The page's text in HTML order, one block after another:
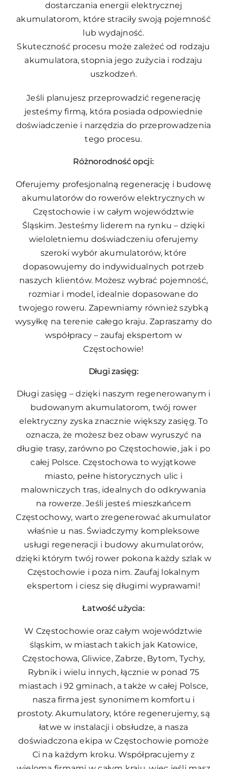
dostarczania energii elektrycznej
akumulatorom, które straciły swoją pojemność
lub wydajność.
Skuteczność procesu może zależeć od rodzaju
akumulatora, stopnia jego zużycia i rodzaju
uszkodzeń.
Jeśli planujesz przeprowadzić regenerację
jesteśmy firmą, która posiada odpowiednie
doświadczenie i narzędzia do przeprowadzenia
tego procesu.
Różnorodność opcji:
Oferujemy profesjonalną regenerację i budowę
akumulatorów do rowerów elektrycznych w
Częstochowie i w całym województwie
Śląskim. Jesteśmy liderem na rynku – dzięki
wieloletniemu doświadczeniu oferujemy
szeroki wybór akumulatorów, które
dopasowujemy do indywidualnych potrzeb
naszych klientów. Możesz wybrać pojemność,
rozmiar i model, idealnie dopasowane do
twojego roweru. Zapewniamy również szybką
wysyłkę na terenie całego kraju. Zapraszamy do
współpracy – zaufaj ekspertom w
Częstochowie!
Długi zasięg:
Długi zasięg – dzięki naszym regenerowanym i
budowanym akumulatorom, twój rower
elektryczny zyska znacznie większy zasięg. To
oznacza, że możesz bez obaw wyruszyć na
długie trasy, zarówno po Częstochowie, jak i po
całej Polsce. Częstochowa to wyjątkowe
miasto, pełne historycznych ulic i
malowniczych tras, idealnych do odkrywania
na rowerze. Jeśli jesteś mieszkańcem
Częstochowy, warto zregenerować akumulator
właśnie u nas. Świadczymy kompleksowe
usługi regeneracji i budowy akumulatorów,
dzięki którym twój rower pokona każdy szlak w
Częstochowie i poza nim. Zaufaj lokalnym
ekspertom i ciesz się długimi wyprawami!
Łatwość użycia:
W Częstochowie oraz całym województwie
śląskim, w miastach takich jak Katowice,
Częstochowa, Gliwice, Zabrze, Bytom, Tychy,
Rybnik i wielu innych, łącznie w ponad 75
miastach i 92 gminach, a także w całej Polsce,
nasza firma jest synonimem komfortu i
prostoty. Akumulatory, które regenerujemy, są
łatwe w instalacji i obsłudze, a nasza
doświadczona ekipa w Częstochowie pomoże
Ci na każdym kroku. Współpracujemy z